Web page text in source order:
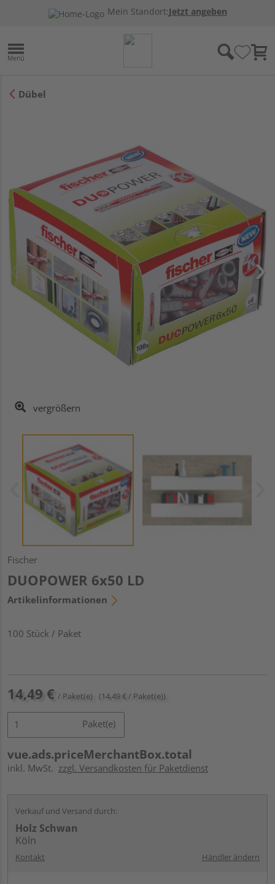
Mein Standort:Jetzt angeben
Dübel
vergrößern
Fischer
DUOPOWER 6x50 LD
Artikelinformationen
100 Stück / Paket
14,49 € / Paket(e) (14,49 € / Paket(e))
Paket(e)
vue.ads.priceMerchantBox.total
inkl. MwSt. zzgl. Versandkosten für Paketdienst
Verkauf und Versand durch:
Holz Schwan
Köln
Kontakt Händler ändern